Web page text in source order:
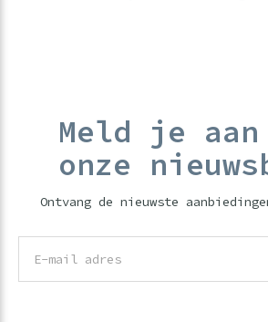
Meld je
onze
Ontvang de nieuwste